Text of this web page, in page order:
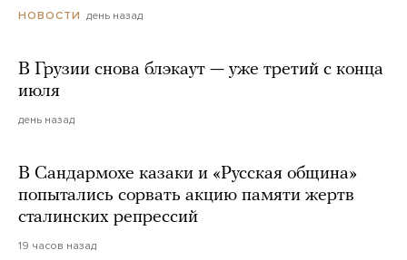
НОВОСТИ день назад
В Грузии снова блэкаут — уже третий с конца
июля
день назад
В Сандармохе казаки и «Русская община»
попытались сорвать акцию памяти жертв
сталинских репрессий
19 часов назад